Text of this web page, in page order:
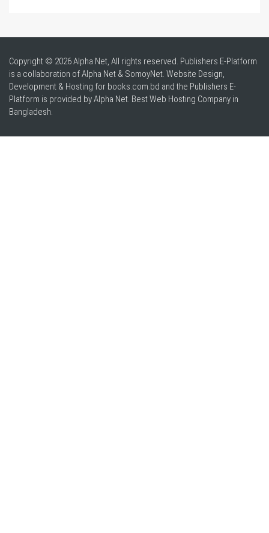
Copyright © 2026 Alpha Net, All rights reserved. Publishers E-Platform
is a collaboration of Alpha Net & SomoyNet. Website Design,
Development & Hosting for books.com.bd and the Publishers E-
Platform is provided by Alpha Net. BestWeb Hosting Company in
Bangladesh.